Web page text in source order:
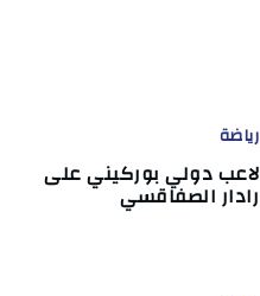
رياضة
لاعب دولي بوركيني على
رادار الصفاقسي